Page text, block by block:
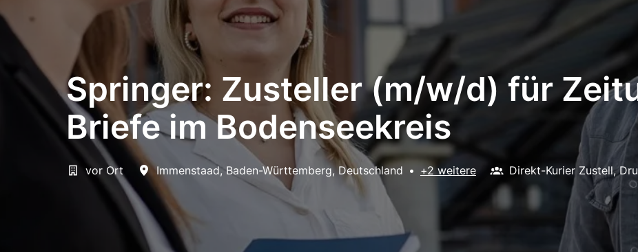
Springer: Zusteller (m/w/d) für
Briefe im Bodenseekreis
vor Ort Immenstaad, Baden-Württemberg, Deutschland • +2 weitere Direkt-Kurier Zustell,